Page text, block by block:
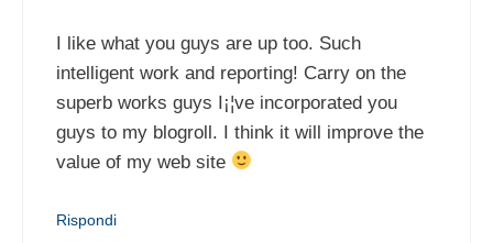
I like what you guys are up too. Such
intelligent work and reporting! Carry on the
superb works guys I¡¦ve incorporated you
guys to my blogroll. I think it will improve the
value of my web site
Rispondi